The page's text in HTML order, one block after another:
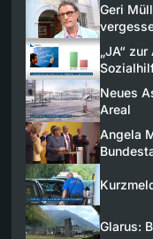
Geri
„JA“
Neues
Areal
Angela
Glarus: